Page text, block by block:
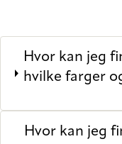
Hvor kan jeg
hvilke farger
Hvor kan jeg